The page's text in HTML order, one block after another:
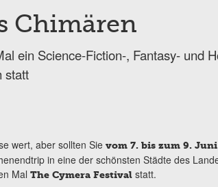
Chimären
ein Science-Fiction-, Fantasy- und
statt
wert, aber sollten Sie vom 7. bis zum 9.
in eine der schönsten Städte des
Mal The Cymera Festivalstatt.